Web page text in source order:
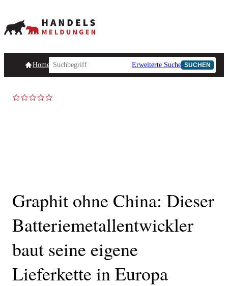
HomepageHandelsmeldungen Ad-Hoc-Meldungen
Erweiterte Suche SUCHEN
Graphit ohne China: Dieser
Batteriemetallentwickler
baut seine eigene
Lieferkette in Europa